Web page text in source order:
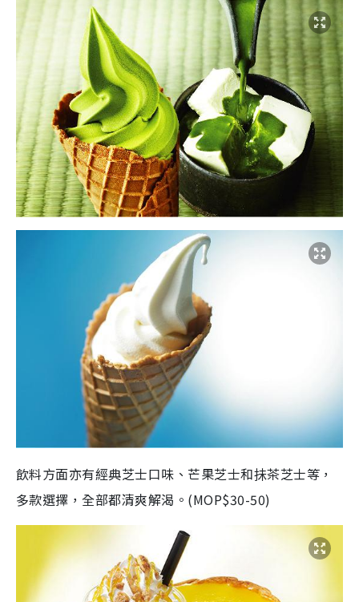
飲料方面亦有經典芝士口味、芒果芝士和抺茶芝士等，
多款選擇，全部都清爽解渴。(MOP$30-50)